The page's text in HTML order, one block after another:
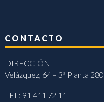
CONTACTO
DIRECCIÓN
Velázquez, 64 – 3ª Planta
TEL: 91 411 72 11